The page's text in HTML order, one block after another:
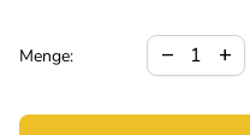
Menge: remove add